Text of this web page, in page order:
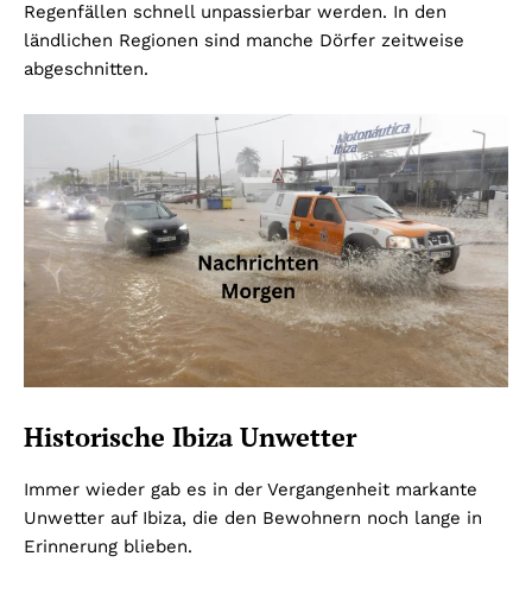
Regenfällen schnell unpassierbar werden. In den
ländlichen Regionen sind manche Dörfer zeitweise
abgeschnitten.
Historische Ibiza Unwetter
Immer wieder gab es in der Vergangenheit markante
Unwetter auf Ibiza, die den Bewohnern noch lange in
Erinnerung blieben.